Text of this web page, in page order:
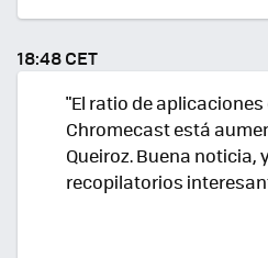
18:48 CET
"El ratio de aplicaciones
Chromecast está
Queiroz. Buena noticia,
recopilatorios